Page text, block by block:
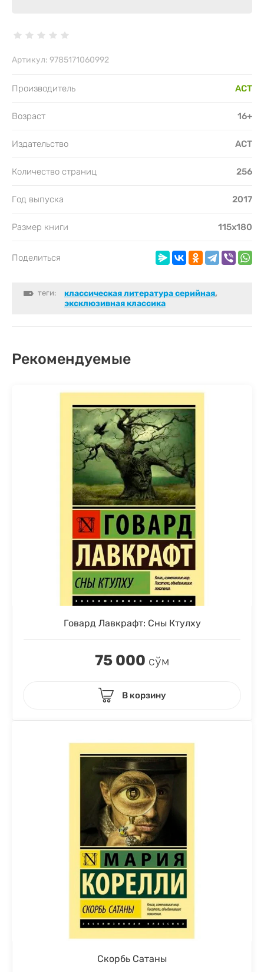
Артикул: 9785171060992
Производитель АСТ
Возраст 16+
Издательство АСТ
Количество страниц 256
Год выпуска 2017
Размер книги 115х180
Поделиться
теги: классическая литература серийная,
эксклюзивная классика
Рекомендуемые
Говард Лавкрафт: Сны Ктулху
75 000 сўм
В корзину
Скорбь Сатаны